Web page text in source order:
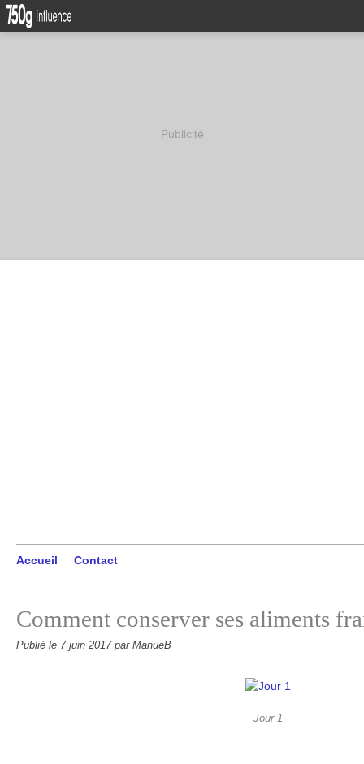
Publicité
Accueil Contact
Comment conserver ses aliments
Publié le 7 juin 2017 par ManueB
Jour 1